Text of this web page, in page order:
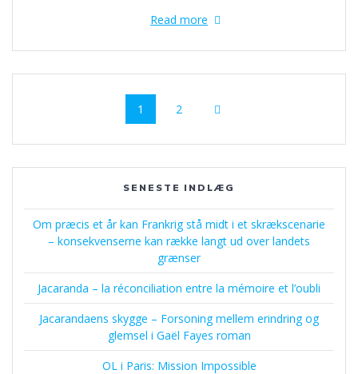
Read more
navigation
Page
1 Page
2
SENESTE INDLÆG
Om præcis et år kan Frankrig stå midt i et skrækscenarie
– konsekvenserne kan række langt ud over landets
grænser
Jacaranda – la réconciliation entre la mémoire et l’oubli
Jacarandaens skygge – Forsoning mellem erindring og
glemsel i Gaël Fayes roman
OL i Paris: Mission Impossible